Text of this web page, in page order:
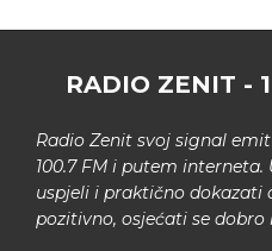
RADIO ZENIT -
Radio Zenit svoj signal
100.7 FM i putem
uspjeli i praktično
pozitivno, osjećati se dobro